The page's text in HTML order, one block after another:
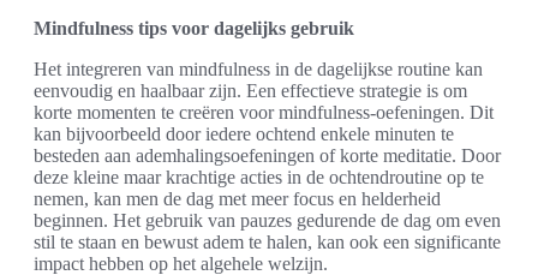
Mindfulness tips voor dagelijks gebruik
Het integreren van mindfulness in de dagelijkse routine kan
eenvoudig en haalbaar zijn. Een effectieve strategie is om
korte momenten te creëren voor mindfulness-oefeningen. Dit
kan bijvoorbeeld door iedere ochtend enkele minuten te
besteden aan ademhalingsoefeningen of korte meditatie. Door
deze kleine maar krachtige acties in de ochtendroutine op te
nemen, kan men de dag met meer focus en helderheid
beginnen. Het gebruik van pauzes gedurende de dag om even
stil te staan en bewust adem te halen, kan ook een significante
impact hebben op het algehele welzijn.